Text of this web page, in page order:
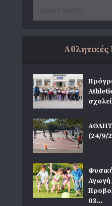
(24/9/
03...